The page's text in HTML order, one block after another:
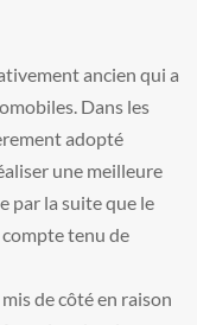
ancien qui a
Dans les
adopté
une meilleure
par la suite que le
compte tenu de
de côté en raison